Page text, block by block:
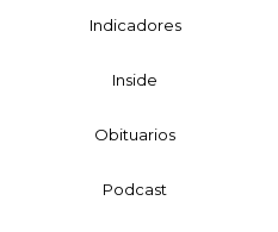
Indicadores
Inside
Obituarios
Podcast